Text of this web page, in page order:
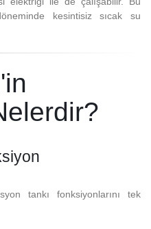
kesintisiz sıcak su
tankı fonksiyonlarını tek